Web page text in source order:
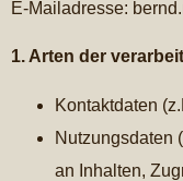
E-Mailadresse:
1. Arten der
Kontaktdaten
Nutzungsdaten
an Inhalten,